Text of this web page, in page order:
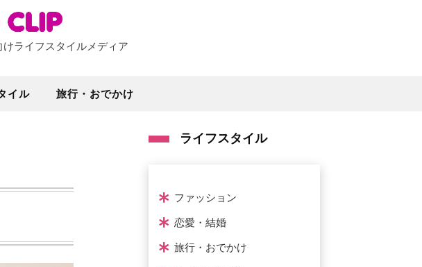
ライフスタイルメディア
イル 旅行・おでかけ
ライフスタイル
ファッション
恋愛・結婚
旅行・おでかけ